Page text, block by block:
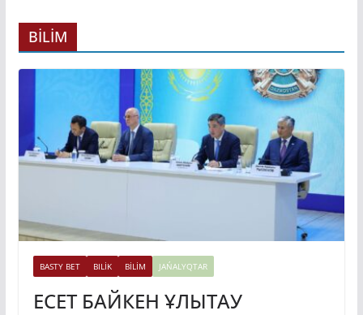
BİLİM
BASTY BET BILİK BİLİM JAŃALYQTAR
ЕСЕТ БАЙКЕН ҰЛЫТАУ